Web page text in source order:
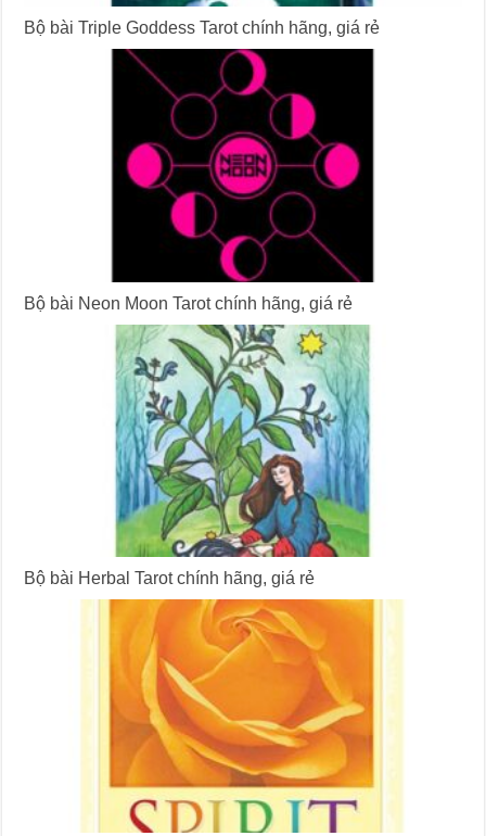
Bộ bài Triple Goddess Tarot chính hãng, giá rẻ
Bộ bài Neon Moon Tarot chính hãng, giá rẻ
Bộ bài Herbal Tarot chính hãng, giá rẻ